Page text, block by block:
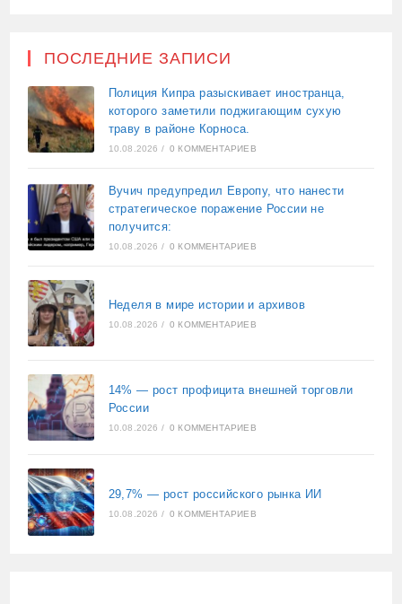
ПОСЛЕДНИЕ ЗАПИСИ
Полиция Кипра разыскивает иностранца,
которого заметили поджигающим сухую
траву в районе Корноса.
10.08.2026 / 0 КОММЕНТАРИЕВ
Вучич предупредил Европу, что нанести
стратегическое поражение России не
получится:
10.08.2026 / 0 КОММЕНТАРИЕВ
Неделя в мире истории и архивов
10.08.2026 / 0 КОММЕНТАРИЕВ
14% — рост профицита внешней торговли
России
10.08.2026 / 0 КОММЕНТАРИЕВ
29,7% — рост российского рынка ИИ
10.08.2026 / 0 КОММЕНТАРИЕВ